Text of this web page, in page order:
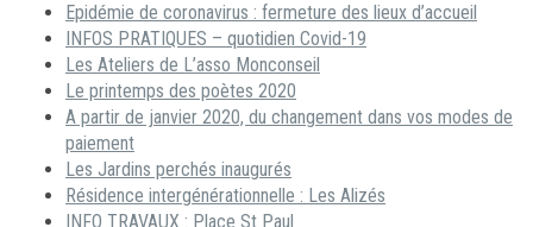
Epidémie de coronavirus : fermeture des lieux d’accueil
INFOS PRATIQUES – quotidien Covid-19
Les Ateliers de L’asso Monconseil
Le printemps des poètes 2020
A partir de janvier 2020, du changement dans vos modes de
paiement
Les Jardins perchés inaugurés
Résidence intergénérationnelle : Les Alizés
INFO TRAVAUX : Place St Paul